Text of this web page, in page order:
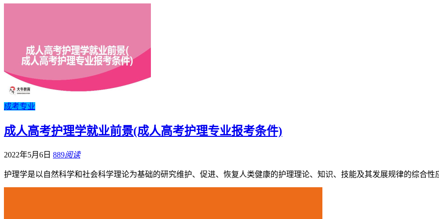
成考专业
成人高考护理学就业前景(成人高考护理专业报考条件)
2022年5月6日 889阅读
护理学是以自然科学和社会科学理论为基础的研究维护、促进、恢复人类健康的护理理论、知识、技能及其发展规律的综合